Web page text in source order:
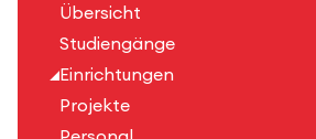
Übersicht
Studiengänge
Einrichtungen
Projekte